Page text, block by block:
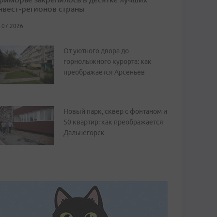
регионов страны
От уютного двора до
горнолыжного курорта: как
преображается Арсеньев
Новый парк, сквер с фонтаном и
50 квартир: как преображается
Дальнегорск